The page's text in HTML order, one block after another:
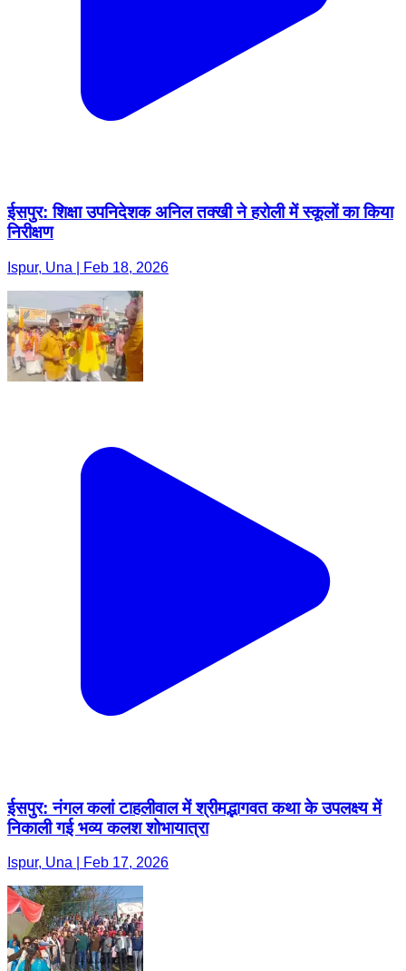
ईसपुर: शिक्षा उपनिदेशक अनिल तक्खी ने हरोली में स्कूलों का किया
निरीक्षण
Ispur, Una | Feb 18, 2026
ईसपुर: नंगल कलां टाहलीवाल में श्रीमद्भागवत कथा के उपलक्ष्य में
निकाली गई भव्य कलश शोभायात्रा
Ispur, Una | Feb 17, 2026